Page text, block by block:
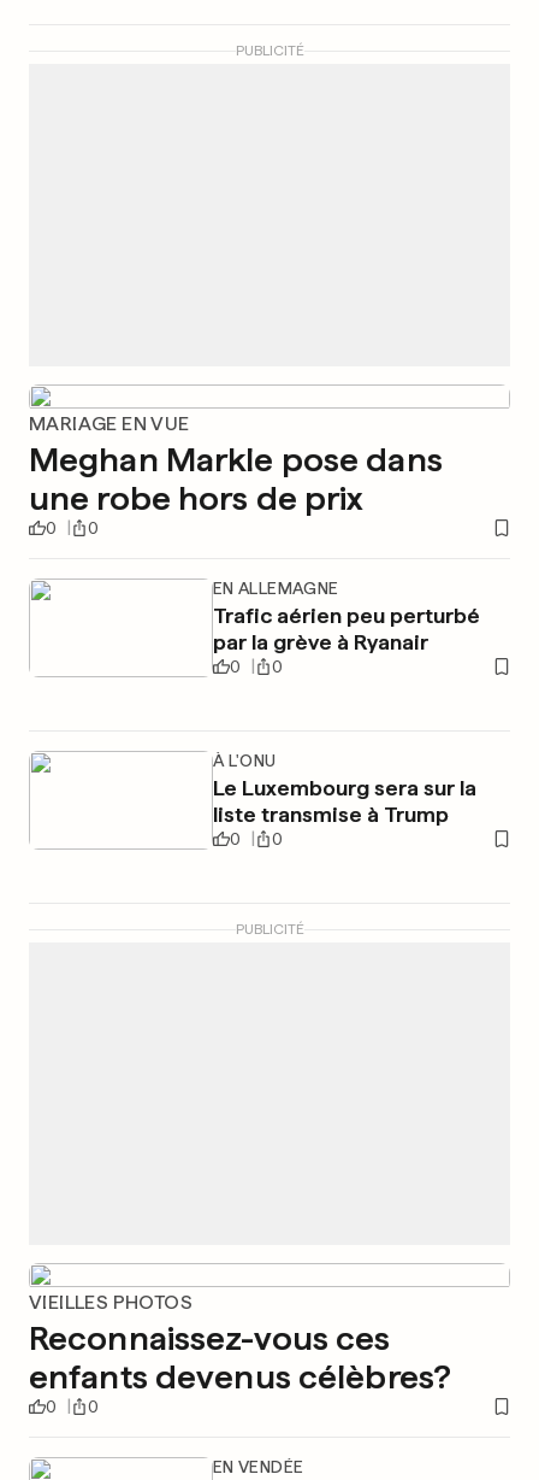
PUBLICITÉ
MARIAGE EN VUE
Meghan Markle pose dans
une robe hors de prix
0 0
EN ALLEMAGNE
Trafic aérien peu perturbé
par la grève à Ryanair
0 0
À L'ONU
Le Luxembourg sera sur la
liste transmise à Trump
0 0
PUBLICITÉ
VIEILLES PHOTOS
Reconnaissez-vous ces
enfants devenus célèbres?
0 0
EN VENDÉE